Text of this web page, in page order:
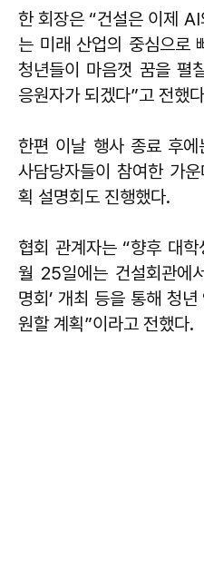
한 회장은 “건설은 이제
는 미래 산업의 중심으로
청년들이 마음껏 꿈을 펼
응원자가 되겠다”고 전했
한편 이날 행사 종료 후
사담당자들이 참여한 가
획 설명회도 진행했다.
협회 관계자는 “향후 대
월 25일에는 건설회관에
명회’ 개최 등을 통해 청
원할 계획”이라고 전했다.